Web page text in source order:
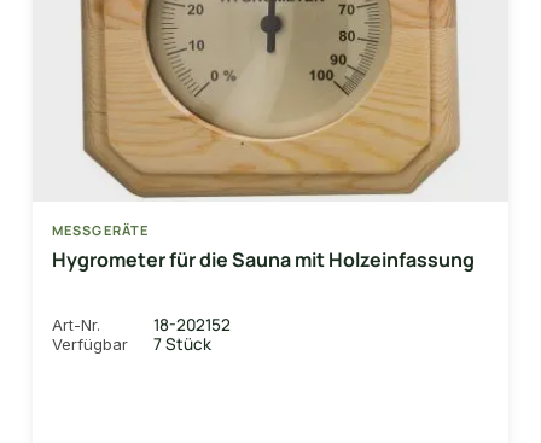
MESSGERÄTE
Hygrometer für die Sauna mit Holzeinfassung
Art-Nr. 18-202152
Verfügbar 7 Stück